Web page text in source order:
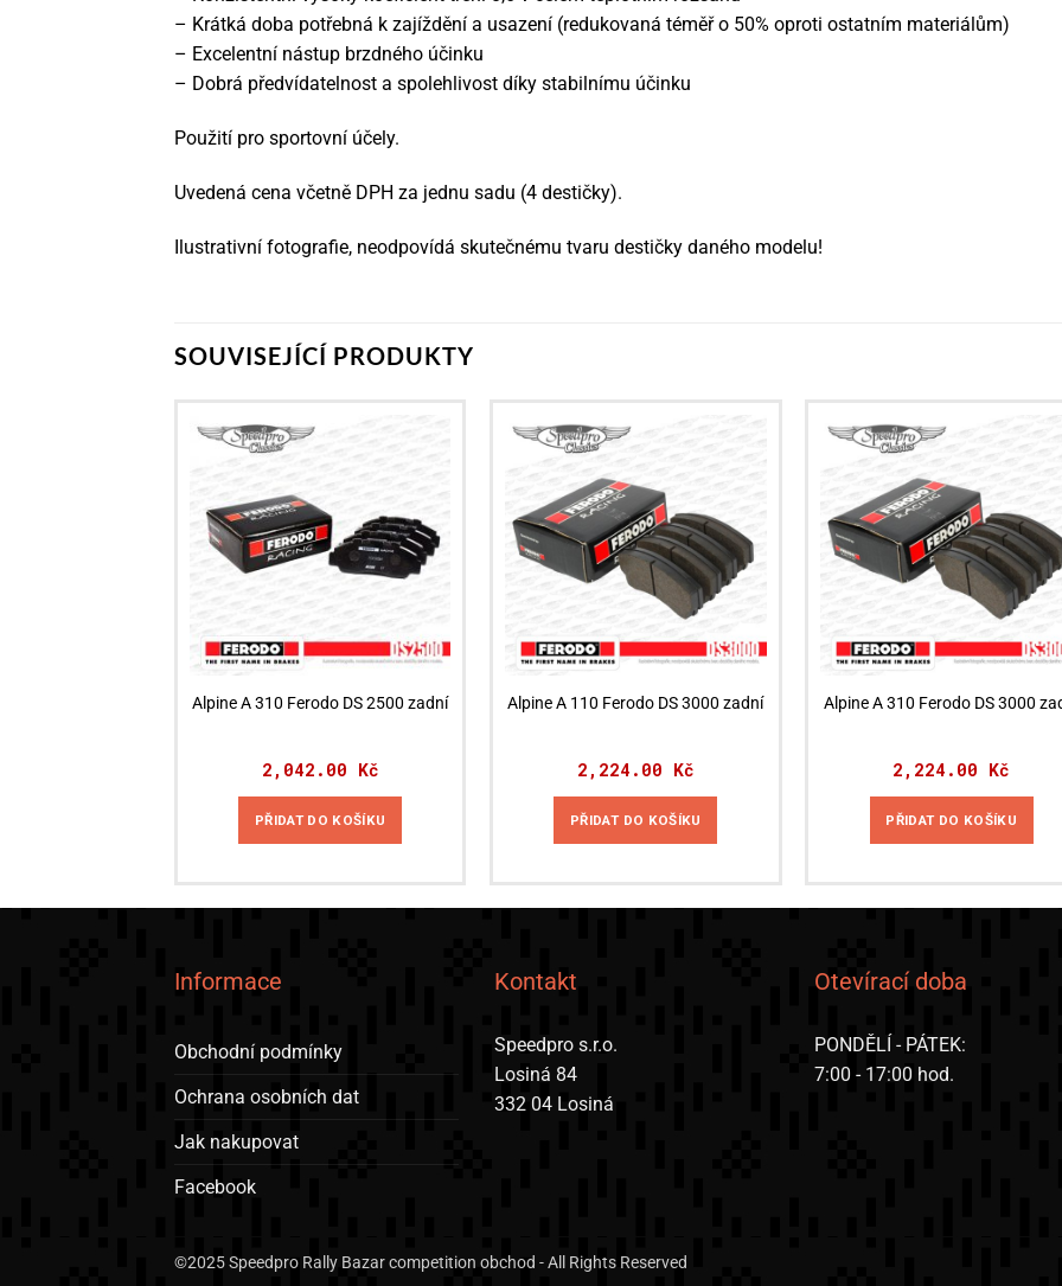
– Krátká doba potřebná k zajíždění a usazení (redukovaná téměř o 50% oproti ostatním materiálům)
– Excelentní nástup brzdného účinku
– Dobrá předvídatelnost a spolehlivost díky stabilnímu účinku
Použití pro sportovní účely.
Uvedená cena včetně DPH za jednu sadu (4 destičky).
Ilustrativní fotografie, neodpovídá skutečnému tvaru destičky daného modelu!
SOUVISEJÍCÍ PRODUKTY
Alpine A 310 Ferodo DS 2500 zadní
2,042.00 Kč
PŘIDAT DO KOŠÍKU
Alpine A 110 Ferodo DS 3000 zadní
2,224.00 Kč
PŘIDAT DO KOŠÍKU
Alpine A 310 Ferodo DS 3000
2,224.00 Kč
PŘIDAT DO KOŠÍKU
Informace
Obchodní podmínky
Ochrana osobních dat
Jak nakupovat
Facebook
Kontakt
Speedpro s.r.o.
Losiná 84
332 04 Losiná
Otevírací doba
PONDĚLÍ - PÁTEK:
7:00 - 17:00 hod.
©2025 Speedpro Rally Bazar competition obchod - All Rights Reserved